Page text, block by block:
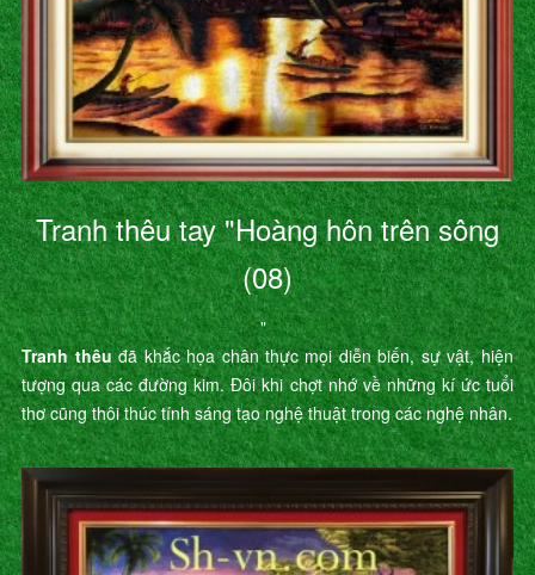
Tranh thêu tay "Hoàng hôn trên sông
(08)
"
Tranh thêuđã khắc họa chân thực mọi diễn biến, sự vật, hiện
tượng qua các đường kim. Đôi khi chợt nhớ về những kí ức tuổi
thơ cũng thôi thúc tính sáng tạo nghệ thuật trong các nghệ nhân.